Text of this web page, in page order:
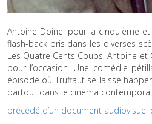
Antoine Doinel pour la cinquième
flash-back pris dans les diverses
Les Quatre Cents Coups, Antoine
pour l’occasion. Une comédie
épisode où Truffaut se laisse
partout dans le cinéma
précédé d’un document audiovisuel